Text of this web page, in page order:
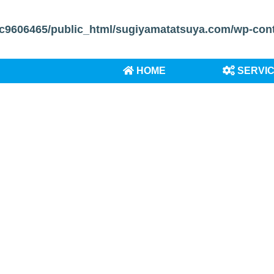
public_html/sugiyamatatsuya.com/wp-
HOME